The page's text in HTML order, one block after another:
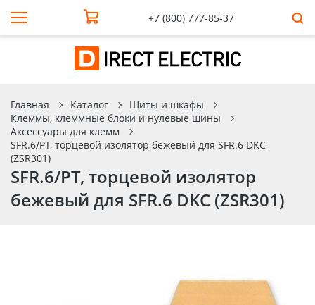
+7 (800) 777-85-37
Главная Каталог
Щиты и шкафы
Клеммы, клеммные блоки и нулевые шины
Аксессуары для клемм
SFR.6/PT, торцевой изолятор бежевый для SFR.6 DKC
(ZSR301)
SFR.6/PT, торцевой изолятор
бежевый для SFR.6 DKC (ZSR301)